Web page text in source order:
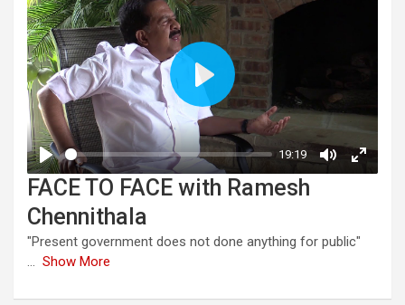
FACE TO FACE with Ramesh
Chennithala
"Present government does not done anything for public"
... Show More